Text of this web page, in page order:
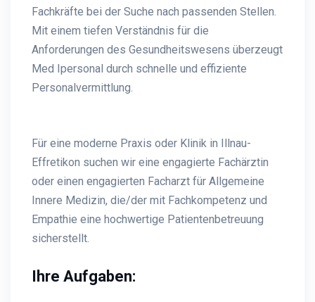
Fachkräfte bei der Suche nach passenden Stellen.
Mit einem tiefen Verständnis für die
Anforderungen des Gesundheitswesens überzeugt
Med Ipersonal durch schnelle und effiziente
Personalvermittlung.
Für eine moderne Praxis oder Klinik in Illnau-
Effretikon suchen wir eine engagierte Fachärztin
oder einen engagierten Facharzt für Allgemeine
Innere Medizin, die/der mit Fachkompetenz und
Empathie eine hochwertige Patientenbetreuung
sicherstellt.
Ihre Aufgaben: